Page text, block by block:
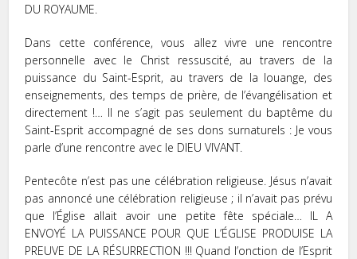
DU ROYAUME.
Dans cette conférence, vous allez vivre une rencontre
personnelle avec le Christ ressuscité, au travers de la
puissance du Saint-Esprit, au travers de la louange, des
enseignements, des temps de prière, de l’évangélisation et
directement !… Il ne s’agit pas seulement du baptême du
Saint-Esprit accompagné de ses dons surnaturels : Je vous
parle d’une rencontre avec le DIEU VIVANT.
Pentecôte n’est pas une célébration religieuse. Jésus n’avait
pas annoncé une célébration religieuse ; il n’avait pas prévu
que l’Église allait avoir une petite fête spéciale… IL A
ENVOYÉ LA PUISSANCE POUR QUE L’ÉGLISE PRODUISE LA
PREUVE DE LA RÉSURRECTION !!! Quand l’onction de l’Esprit